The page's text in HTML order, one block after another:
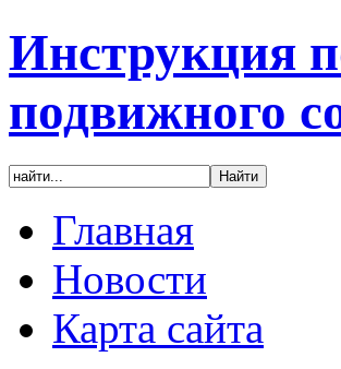
Инструкция
подвижного
Главная
Новости
Карта сайта